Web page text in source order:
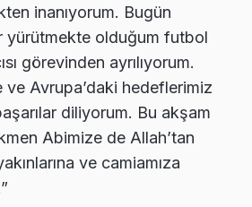
inanıyorum. Bugün
yürütmekte olduğum futbol
görevinden ayrılıyorum.
ve Avrupa’daki hedeflerimiz
diliyorum. Bu akşam
Abimize de Allah’tan
ve camiamıza